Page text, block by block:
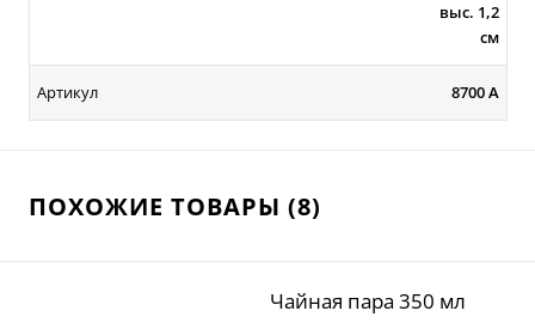
выс. 1,2
см
Артикул 8700 А
ПОХОЖИЕ ТОВАРЫ (8)
Чайная пара 350 мл